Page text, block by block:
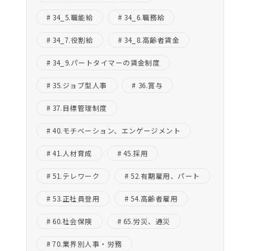
34_5.職能給 34_6.職務給
34_7.役割給 34_8.高齢者賃金
34_9.パートタイマーの賃金制度
35.ジョブ型人事 36.賞与
37.目標管理制度
40.モチベーション、エンゲージメント
41.人材育成 45.採用
51.テレワーク 52.有期雇用、パート
53.正社員登用 54.高齢者雇用
60.社会保険 65.労災、通災
70.業界別人事・労務